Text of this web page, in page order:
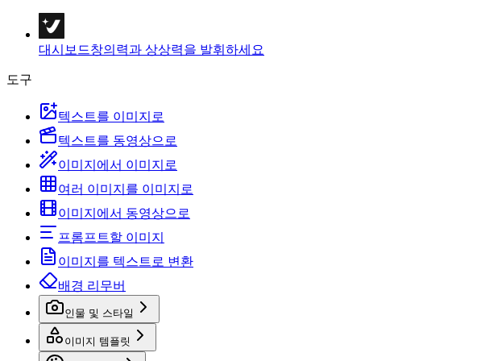
대시보드창의력과 상상력을 발휘하세요
도구
텍스트를 이미지로
텍스트를 동영상으로
이미지에서 이미지로
여러 이미지를 이미지로
이미지에서 동영상으로
프롬프트할 이미지
이미지를 텍스트로 변환
배경 리무버
인물 및 스타일
이미지 템플릿